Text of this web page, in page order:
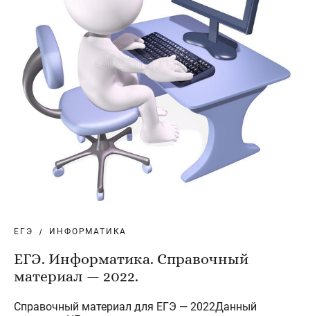
ЕГЭ ИНФОРМАТИКА
ЕГЭ. Информатика. Справочный
материал — 2022.
Справочный материал для ЕГЭ — 2022Данный